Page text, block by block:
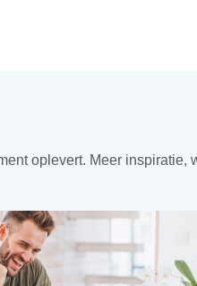
oplevert. Meer